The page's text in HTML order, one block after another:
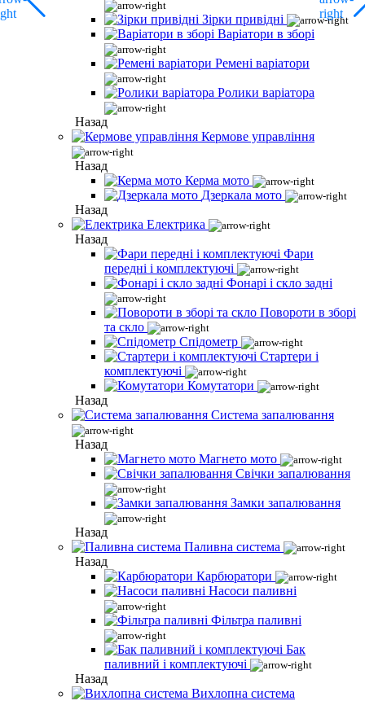
Зірки привідні
Варіатори в зборі
Ремені варіатори
Ролики варіатора
Назад
Кермове управління
Назад
Керма мото
Дзеркала мото
Назад
Електрика
Назад
Фари
передні і комплектуючі
Фонарі і скло задні
Повороти в зборі
та скло
Спідометр
Стартери і
комплектуючі
Комутатори
Назад
Система запалювання
Назад
Магнето мото
Свічки запалювання
Замки запалювання
Назад
Паливна система
Назад
Карбюратори
Насоси паливні
Фільтра паливні
Бак
паливний і комплектуючі
Назад
Вихлопна система